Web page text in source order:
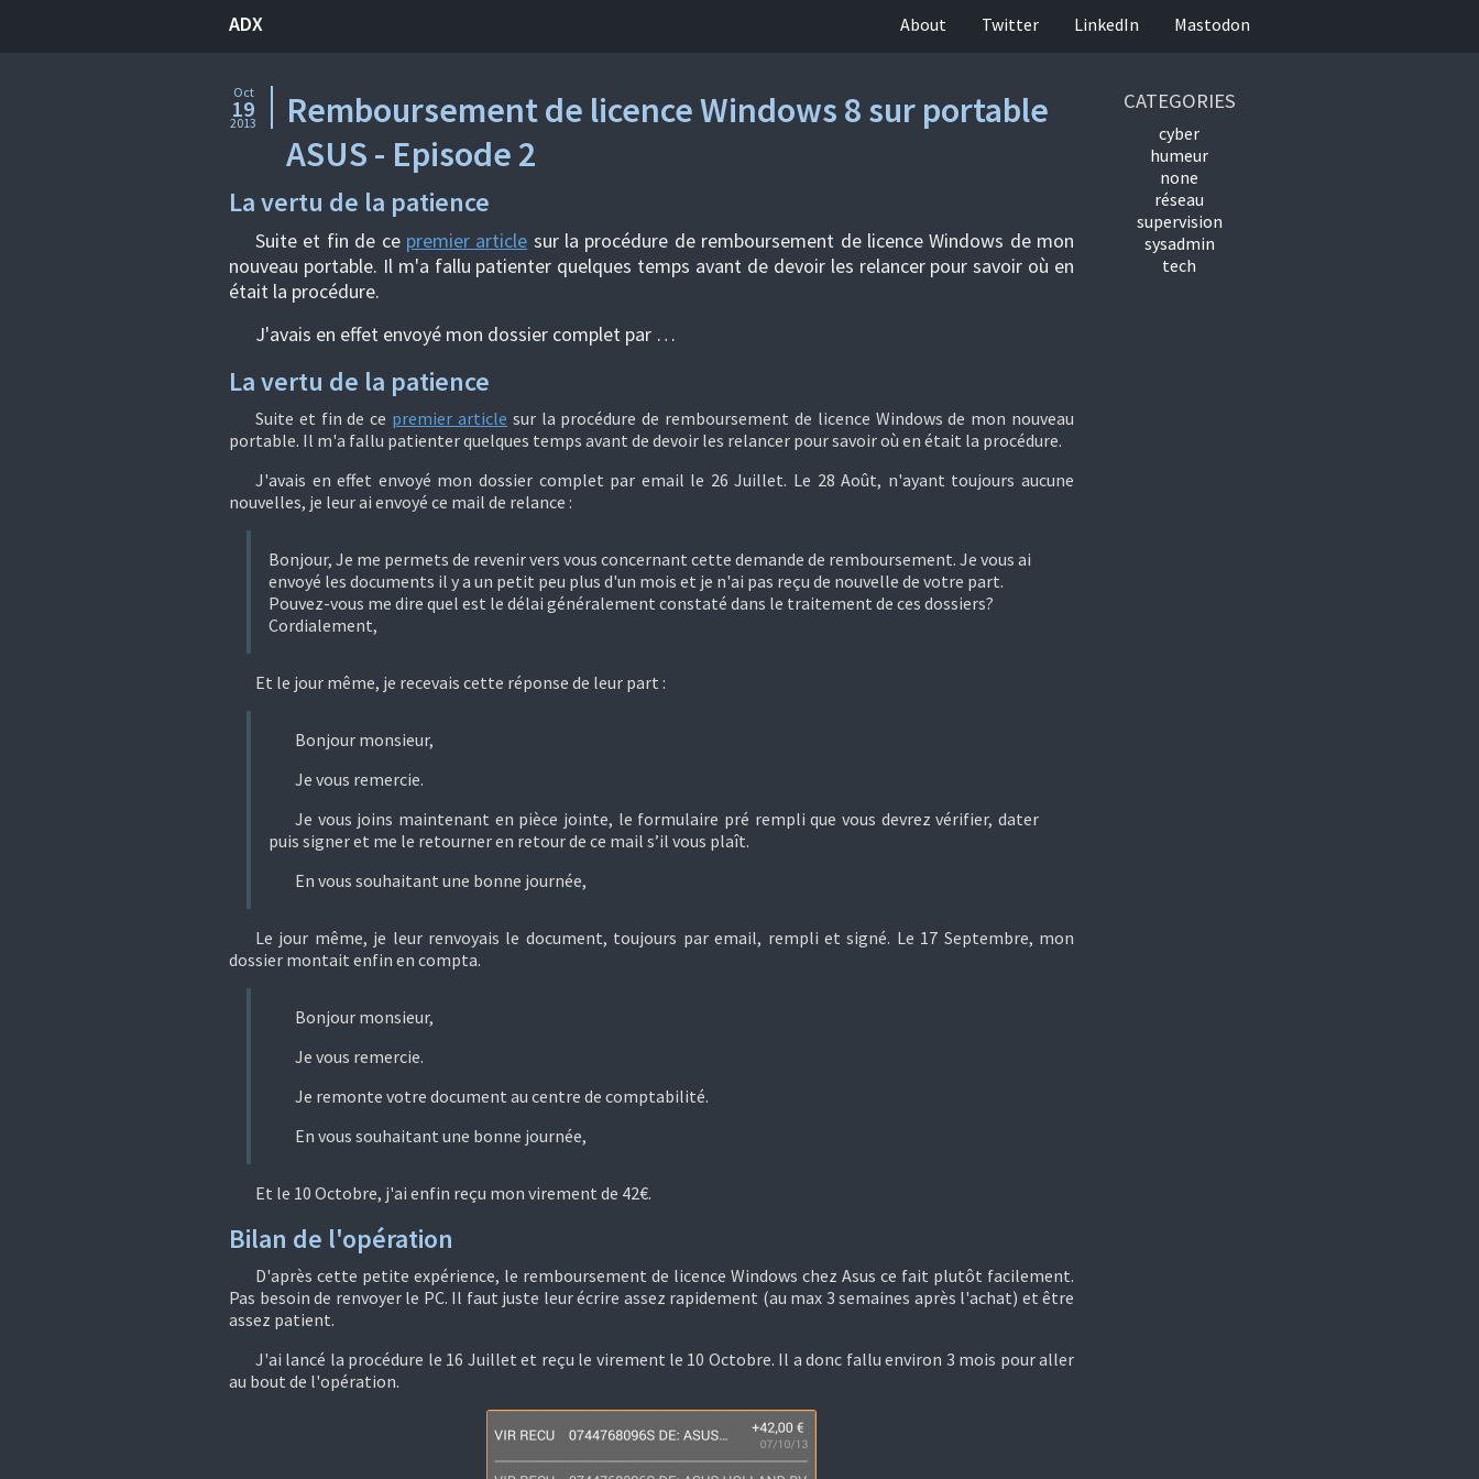
ADX About Twitter LinkedIn Mastodon
Oct
19
2013
Remboursement de licence Windows 8 sur portable
ASUS - Episode 2
La vertu de la patience
Suite et fin de ce premier article sur la procédure de remboursement de licence Windows de mon
nouveau portable. Il m'a fallu patienter quelques temps avant de devoir les relancer pour savoir où en
était la procédure.
J'avais en effet envoyé mon dossier complet par …
La vertu de la patience
Suite et fin de ce premier article sur la procédure de remboursement de licence Windows de mon nouveau
portable. Il m'a fallu patienter quelques temps avant de devoir les relancer pour savoir où en était la procédure.
J'avais en effet envoyé mon dossier complet par email le 26 Juillet. Le 28 Août, n'ayant toujours aucune
nouvelles, je leur ai envoyé ce mail de relance :
Bonjour, Je me permets de revenir vers vous concernant cette demande de remboursement. Je vous ai
envoyé les documents il y a un petit peu plus d'un mois et je n'ai pas reçu de nouvelle de votre part.
Pouvez-vous me dire quel est le délai généralement constaté dans le traitement de ces dossiers?
Cordialement,
Et le jour même, je recevais cette réponse de leur part :
Bonjour monsieur,
Je vous remercie.
Je vous joins maintenant en pièce jointe, le formulaire pré rempli que vous devrez vérifier, dater
puis signer et me le retourner en retour de ce mail s’il vous plaît.
En vous souhaitant une bonne journée,
Le jour même, je leur renvoyais le document, toujours par email, rempli et signé. Le 17 Septembre, mon
dossier montait enfin en compta.
Bonjour monsieur,
Je vous remercie.
Je remonte votre document au centre de comptabilité.
En vous souhaitant une bonne journée,
Et le 10 Octobre, j'ai enfin reçu mon virement de 42€.
Bilan de l'opération
D'après cette petite expérience, le remboursement de licence Windows chez Asus ce fait plutôt facilement.
Pas besoin de renvoyer le PC. Il faut juste leur écrire assez rapidement (au max 3 semaines après l'achat) et être
assez patient.
J'ai lancé la procédure le 16 Juillet et reçu le virement le 10 Octobre. Il a donc fallu environ 3 mois pour aller
au bout de l'opération.
CATEGORIES
cyber
humeur
none
réseau
supervision
sysadmin
tech